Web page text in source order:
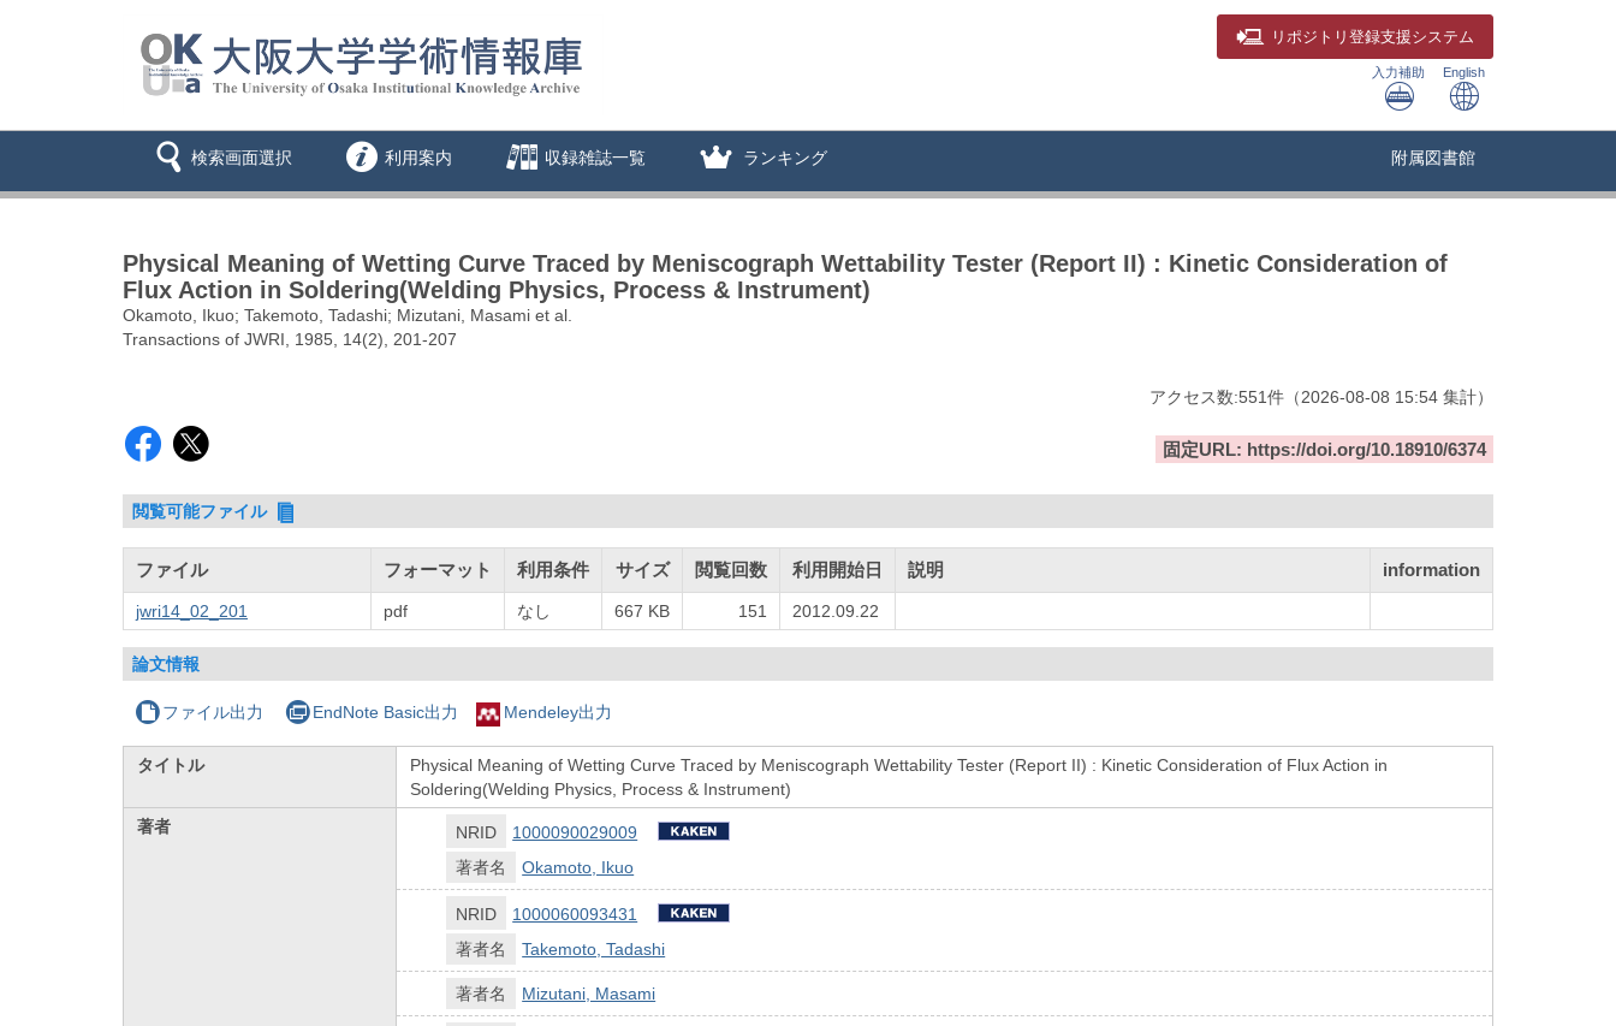
リポジトリ 登録支援システム
入力補助 English
検索画面選択 利用案内 収録雑誌一覧 ランキング 附属図書館
Physical Meaning of Wetting Curve Traced by Meniscograph Wettability Tester (Report II) : Kinetic Consideration of
Flux Action in Soldering(Welding Physics, Process & Instrument)
Okamoto, Ikuo; Takemoto, Tadashi; Mizutani, Masami et al.
Transactions of JWRI, 1985, 14(2), 201-207
アクセス数:551件 （2026-08-08 15:54 集計）
固定URL: https://doi.org/10.18910/6374
閲覧可能ファイル
ファイル フォーマット 利用条件 サイズ 閲覧回数 利用開始日 説明 information
jwri14_02_201 pdf なし 667 KB 151 2012.09.22
論文情報
ファイル出力 EndNote Basic出力 Mendeley出力
タイトル
Physical Meaning of Wetting Curve Traced by Meniscograph Wettability Tester (Report II) : Kinetic Consideration of Flux Action in
Soldering(Welding Physics, Process & Instrument)
著者
NRID
1000090029009
著者名
Okamoto, Ikuo
NRID
1000060093431
著者名
Takemoto, Tadashi
著者名 Mizutani, Masami